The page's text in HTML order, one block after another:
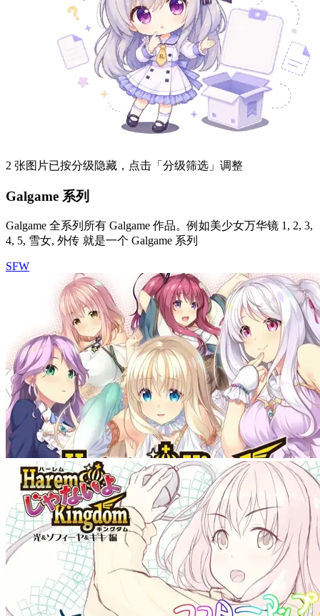
2 张图片已按分级隐藏，点击「分级筛选」调整
Galgame 系列
Galgame 全系列所有 Galgame 作品。例如美少女万华镜 1, 2, 3,
4, 5, 雪女, 外传 就是一个 Galgame 系列
SFW